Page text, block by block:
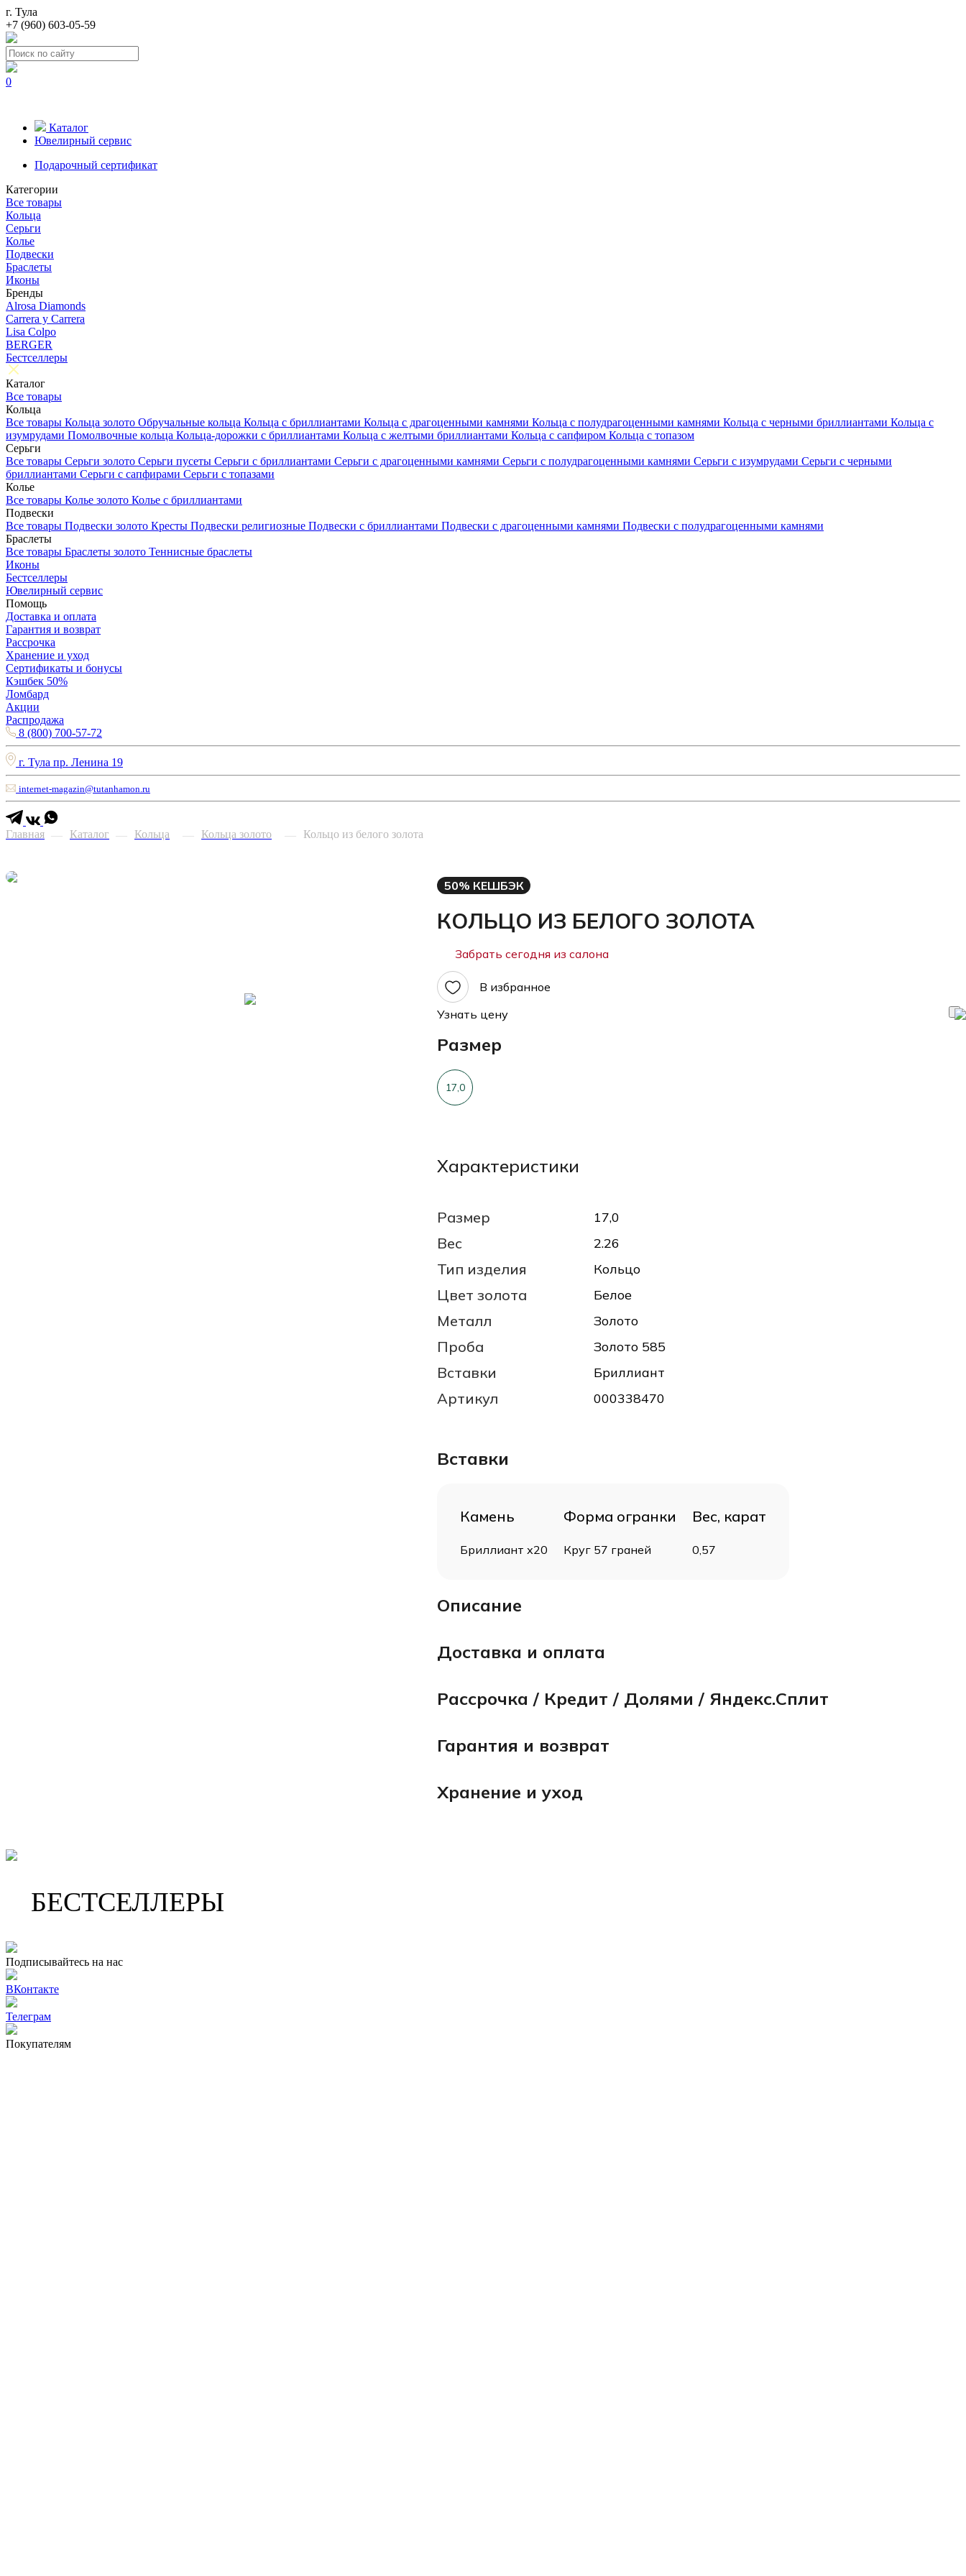
г. Тула
+7 (960) 603-05-59
0
Каталог
Ювелирный сервис
Подарочный сертификат
Категории
Все товары
Кольца
Серьги
Колье
Подвески
Браслеты
Иконы
Бренды
Alrosa Diamonds
Carrera y Carrera
Lisa Colpo
BERGER
Бестселлеры
Каталог
Все товары
Кольца
Все товары Кольца золото Обручальные кольца Кольца с бриллиантами Кольца с драгоценными камнями Кольца с полудрагоценными камнями Кольца с черными бриллиантами Кольца с
изумрудами Помолвочные кольца Кольца-дорожки с бриллиантами Кольца с желтыми бриллиантами Кольца с сапфиром Кольца с топазом
Серьги
Все товары Серьги золото Серьги пусеты Серьги с бриллиантами Серьги с драгоценными камнями Серьги с полудрагоценными камнями Серьги с изумрудами Серьги с черными
бриллиантами Серьги с сапфирами Серьги с топазами
Колье
Все товары Колье золото Колье с бриллиантами
Подвески
Все товары Подвески золото Кресты Подвески религиозные Подвески с бриллиантами Подвески с драгоценными камнями Подвески с полудрагоценными камнями
Браслеты
Все товары Браслеты золото Теннисные браслеты
Иконы
Бестселлеры
Ювелирный сервис
Помощь
Доставка и оплата
Гарантия и возврат
Рассрочка
Хранение и уход
Сертификаты и бонусы
Кэшбек 50%
Ломбард
Акции
Распродажа
8 (800) 700-57-72
г. Тула пр. Ленина 19
internet-magazin@tutanhamon.ru
Главная — Каталог — Кольца — Кольца золото — Кольцо из белого золота
50% КЕШБЭК
КОЛЬЦО ИЗ БЕЛОГО ЗОЛОТА
Забрать сегодня из салона
В избранное
Узнать цену
Размер
17,0
Характеристики
Размер 17,0
Вес 2.26
Тип изделия Кольцо
Цвет золота Белое
Металл Золото
Проба Золото 585
Вставки Бриллиант
Артикул 000338470
Вставки
Камень Форма огранки Вес, карат
Бриллиант х20 Круг 57 граней 0,57
Описание
Доставка и оплата
Рассрочка / Кредит / Долями / Яндекс.Сплит
Гарантия и возврат
Хранение и уход
БЕСТСЕЛЛЕРЫ
Подписывайтесь на нас
ВКонтакте
Телеграм
Покупателям